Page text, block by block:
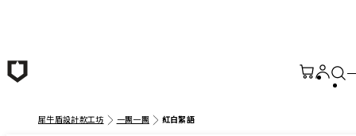
犀牛盾設計款工坊 一團一團 紅白絮語